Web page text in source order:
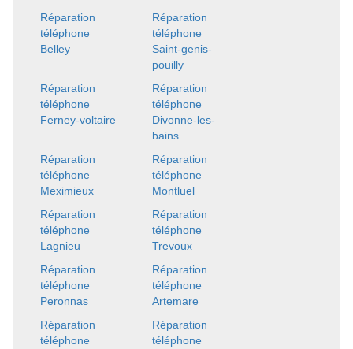
Réparation
téléphone
Belley
Réparation
téléphone
Saint-genis-
pouilly
Réparation
téléphone
Ferney-voltaire
Réparation
téléphone
Divonne-les-
bains
Réparation
téléphone
Meximieux
Réparation
téléphone
Montluel
Réparation
téléphone
Lagnieu
Réparation
téléphone
Trevoux
Réparation
téléphone
Peronnas
Réparation
téléphone
Artemare
Réparation
téléphone
Réparation
téléphone